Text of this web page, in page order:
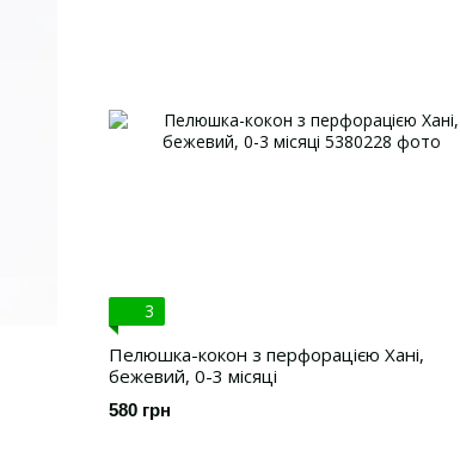
3
Пелюшка-кокон з перфорацією Хані,
бежевий, 0-3 місяці
580 грн